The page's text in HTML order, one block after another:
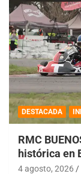
DESTACADA
RMC
histórica en
4 agosto, 2026